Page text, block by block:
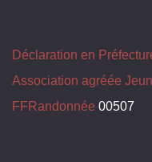
Déclaration en
Association agréée
FFRandonnée 00507